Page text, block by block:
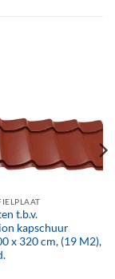
t.b.v.
kapschuur
x 320 cm, (19 M2),